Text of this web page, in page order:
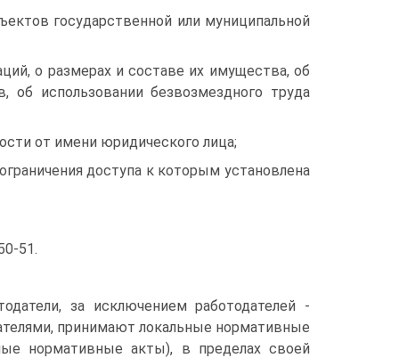
государственной или муниципальной
о размерах и составе их имущества, об
об использовании безвозмездного труда
от имени юридического лица;
доступа к которым установлена
51.
за исключением работодателей -
принимают локальные нормативные
нормативные акты), в пределах своей